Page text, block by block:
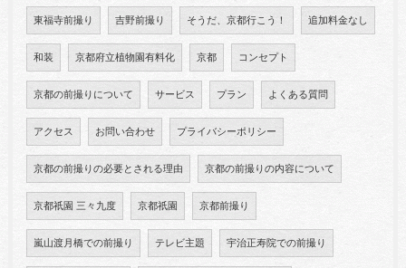
東福寺前撮り 吉野前撮り そうだ、京都行こう！ 追加料金なし
和装 京都府立植物園有料化 京都 コンセプト
京都の前撮りについて サービス プラン よくある質問
アクセス お問い合わせ プライバシーポリシー
京都の前撮りの必要とされる理由 京都の前撮りの内容について
京都祇園 三々九度 京都祇園 京都前撮り
嵐山渡月橋での前撮り テレビ主題 宇治正寿院での前撮り